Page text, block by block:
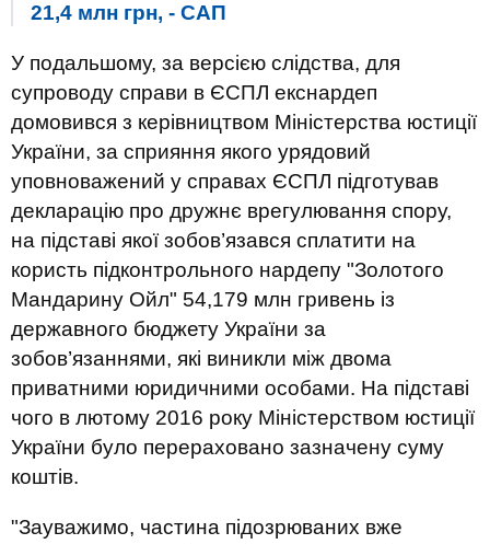
21,4 млн грн, - САП
У подальшому, за версією слідства, для
супроводу справи в ЄСПЛ екснардеп
домовився з керівництвом Міністерства юстиції
України, за сприяння якого урядовий
уповноважений у справах ЄСПЛ підготував
декларацію про дружнє врегулювання спору,
на підставі якої зобов’язався сплатити на
користь підконтрольного нардепу "Золотого
Мандарину Ойл" 54,179 млн гривень із
державного бюджету України за
зобов’язаннями, які виникли між двома
приватними юридичними особами. На підставі
чого в лютому 2016 року Міністерством юстиції
України було перераховано зазначену суму
коштів.
"Зауважимо, частина підозрюваних вже